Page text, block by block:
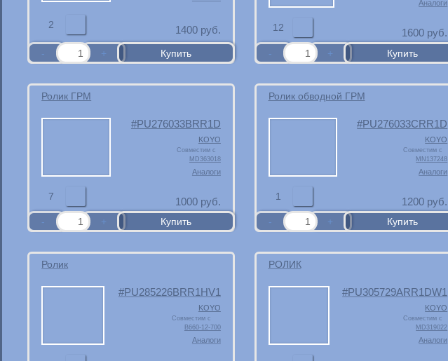
2 1400руб.
Аналоги
12 1600 руб.
Ролик ГРМ
PU276033BRR1D
KOYO
Совместим с
MD363018
Аналоги
7 1000руб.
Ролик обводной ГРМ
PU276033CRR1D
KOYO
Совместим с
MN137248
Аналоги
1 1200 руб.
Ролик
PU285226BRR1HV1
KOYO
Совместим с
B660-12-700
Аналоги
РОЛИК
PU305729ARR1DW1
KOYO
Совместим с
MD319022
Аналоги